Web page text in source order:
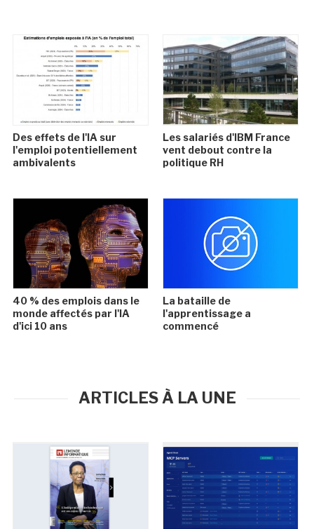
Des effets de l'IA sur
l'emploi potentiellement
ambivalents
Les salariés d'IBM France
vent debout contre la
politique RH
40 % des emplois dans le
monde affectés par l'IA
d'ici 10 ans
La bataille de
l'apprentissage a
commencé
ARTICLES À LA UNE